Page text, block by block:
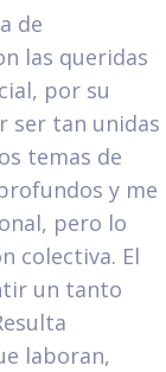
de
las queridas
por su
ser tan unidas
temas de
y me
pero lo
colectiva. El
un tanto
laboran,